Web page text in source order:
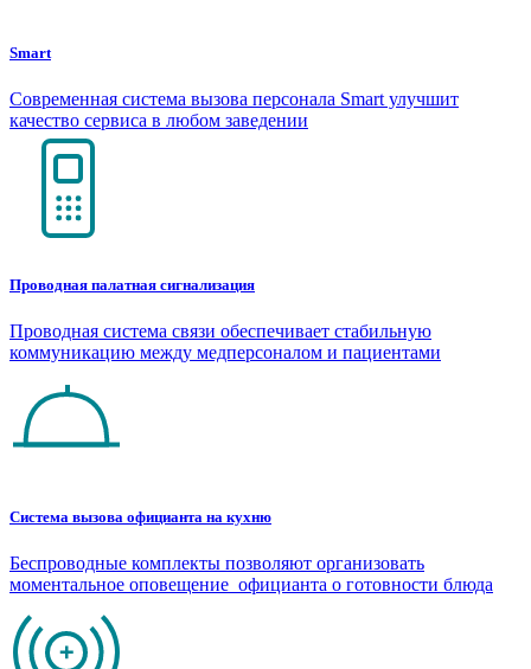
Smart
Современная система вызова персонала Smart улучшит
качество сервиса в любом заведении
Проводная палатная сигнализация
Проводная система связи обеспечивает стабильную
коммуникацию между медперсоналом и пациентами
Система вызова официанта на кухню
Беспроводные комплекты позволяют организовать
моментальное оповещение официанта о готовности блюда